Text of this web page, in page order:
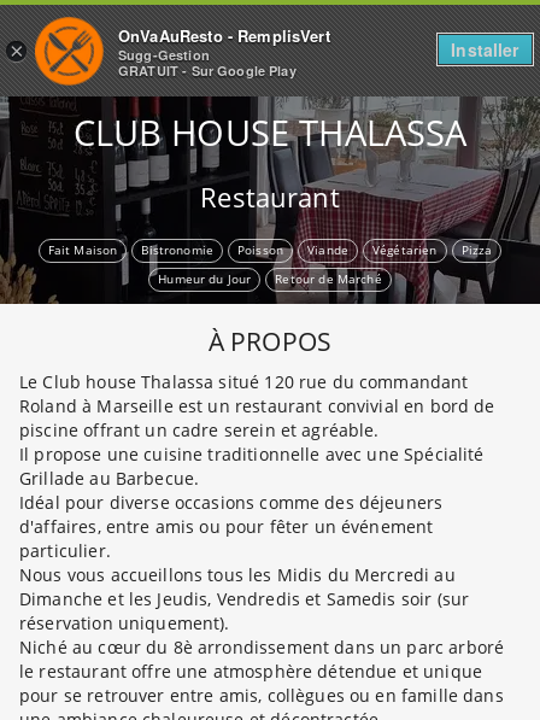
×
OnVaAuResto - RemplisVert
Sugg-Gestion
GRATUIT - Sur Google Play
Installer
CLUB HOUSE THALASSA
Restaurant
Fait Maison Bistronomie Poisson Viande Végétarien
Pizza
Humeur du Jour
Retour de Marché
À PROPOS
Le Club house Thalassa situé 120 rue du commandant
Roland à Marseille est un restaurant convivial en bord de
piscine offrant un cadre serein et agréable.
Il propose une cuisine traditionnelle avec une Spécialité
Grillade au Barbecue.
Idéal pour diverse occasions comme des déjeuners
d'affaires, entre amis ou pour fêter un événement
particulier.
Nous vous accueillons tous les Midis du Mercredi au
Dimanche et les Jeudis, Vendredis et Samedis soir (sur
réservation uniquement).
Niché au cœur du 8è arrondissement dans un parc arboré
le restaurant offre une atmosphère détendue et unique
pour se retrouver entre amis, collègues ou en famille dans